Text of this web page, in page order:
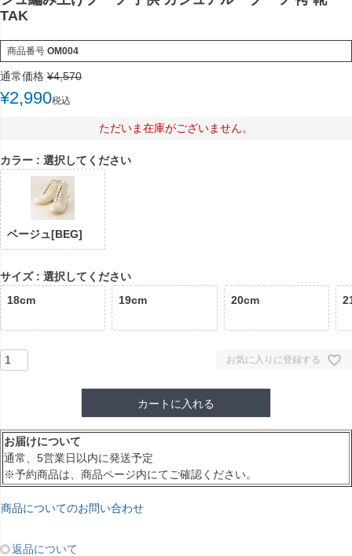
TAK
商品番号 OM004
通常価格 ¥4,570
¥2,990税込
ただいま在庫がございません。
カラー 選択してください
ベージュ[BEG]
サイズ
選択してください
18cm
19cm 20cm
お気に入りに登録する
カートに入れる
お届けについて
通常、5営業日以内に発送予定
※予約商品は、商品ページ内にてご確認ください。
商品についてのお問い合わせ
返品について